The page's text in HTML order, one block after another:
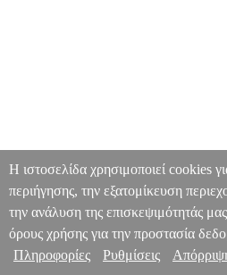
Η ιστοσελίδα χρησιμοποιεί cookies
περιήγησης, την εξατομίκευση
την ανάλυση της επισκεψιμότητάς
όρους χρήσης για την προστασία
Πληροφορίες
Ρυθμίσεις